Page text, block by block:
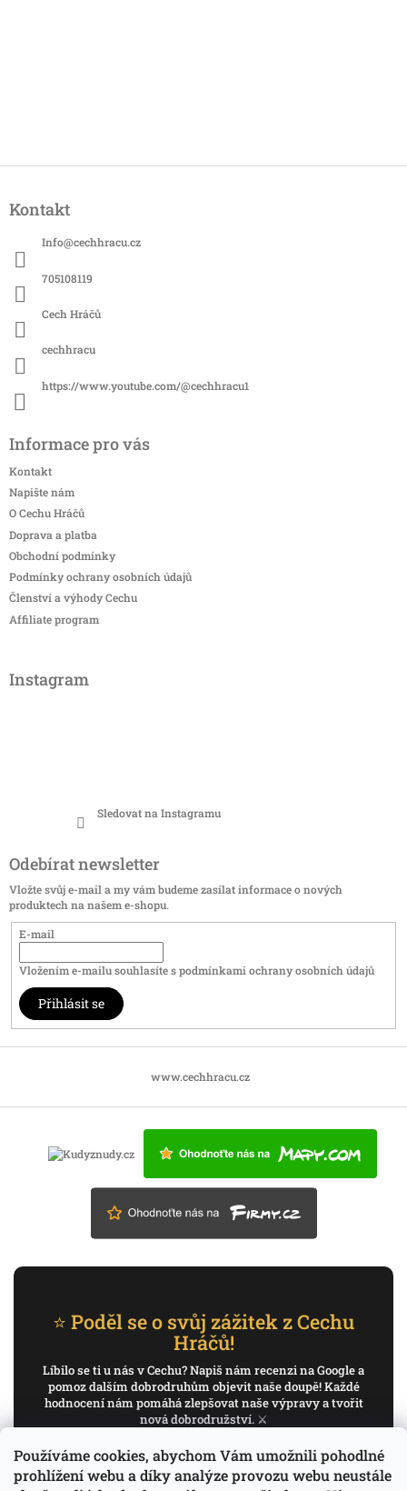
Používáme cookies, abychom Vám umožnili pohodlné
prohlížení webu a díky analýze provozu webu neustále
pKontakt
Info@cechhracu.cz
705108119
Cech Hráčů
cechhracu
https://www.youtube.com/@cechhracu1
Informace pro vás
Kontakt
Napište nám
O Cechu Hráčů
Doprava a platba
Obchodní podmínky
Podmínky ochrany osobních údajů
Členství a výhody Cechu
Affiliate program
Instagram
Sledovat na Instagramu
Odebírat newsletter
Vložte svůj e-mail a my vám budeme zasílat informace o nových
produktech na našem e-shopu.
E-mail
Vložením e-mailu souhlasíte spodmínkami ochrany osobních údajů
Přihlásit se
www.cechhracu.cz
⭐ Poděl se o svůj zážitek z Cechu
Hráčů!
Líbilo se ti u nás v Cechu? Napiš nám recenzi na Google a
pomoz dalším dobrodruhům objevit naše doupě! Každé
hodnocení nám pomáhá zlepšovat naše výpravy a tvořit
nová dobrodružství. ⚔️
✍️ Napiš recenzi na Google